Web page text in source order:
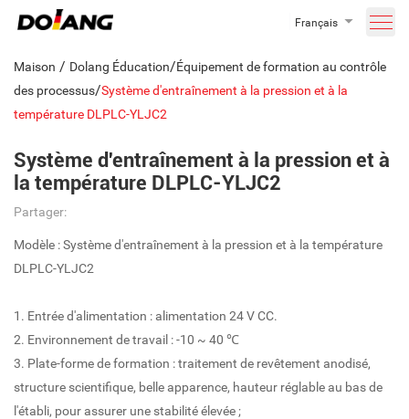
Français
Maison / Dolang Éducation/Équipement de formation au contrôle
des processus/Système d'entraînement à la pression et à la
température DLPLC-YLJC2
Système d'entraînement à la pression et à
la température DLPLC-YLJC2
Partager:
Modèle : Système d'entraînement à la pression et à la température
DLPLC-YLJC2
1. Entrée d'alimentation : alimentation 24 V CC.
2. Environnement de travail : -10 ~ 40 ℃
3. Plate-forme de formation : traitement de revêtement anodisé,
structure scientifique, belle apparence, hauteur réglable au bas de
l'établi, pour assurer une stabilité élevée ;